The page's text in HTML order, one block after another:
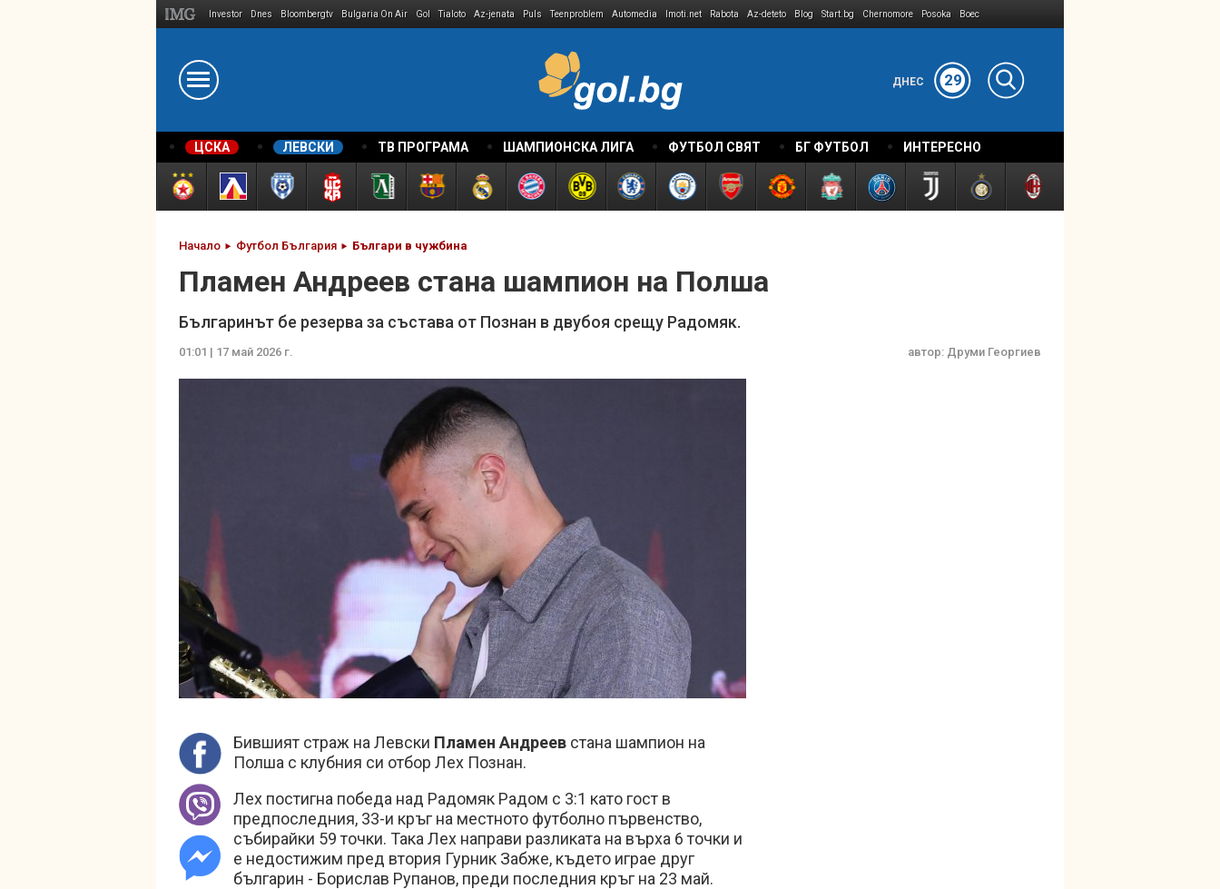
Investor Dnes Bloombergtv Bulgaria On Air Gol Tialoto Az-jenata Puls Teenproblem Automedia Imoti.net Rabota Az-deteto Blog Start.bg Chernomore Posoka Boec
ДНЕС 29
ЦСКА ЛЕВСКИ ТВ ПРОГРАМА ШАМПИОНСКА ЛИГА ФУТБОЛ СВЯТ БГ ФУТБОЛ ИНТЕРЕСНО
Начало Футбол България Българи в чужбина
Пламен Андреев стана шампион на Полша
Българинът бе резерва за състава от Познан в двубоя срещу Радомяк.
01:01 | 17 май 2026 г. автор: Друми Георгиев
Бившият страж на Левски Пламен Андреев стана шампион на
Полша с клубния си отбор Лех Познан.
Лех постигна победа над Радомяк Радом с 3:1 като гост в
предпоследния, 33-и кръг на местното футболно първенство,
събирайки 59 точки. Така Лех направи разликата на върха 6 точки и
е недостижим пред втория Гурник Забже, където играе друг
българин - Борислав Рупанов, преди последния кръг на 23 май.